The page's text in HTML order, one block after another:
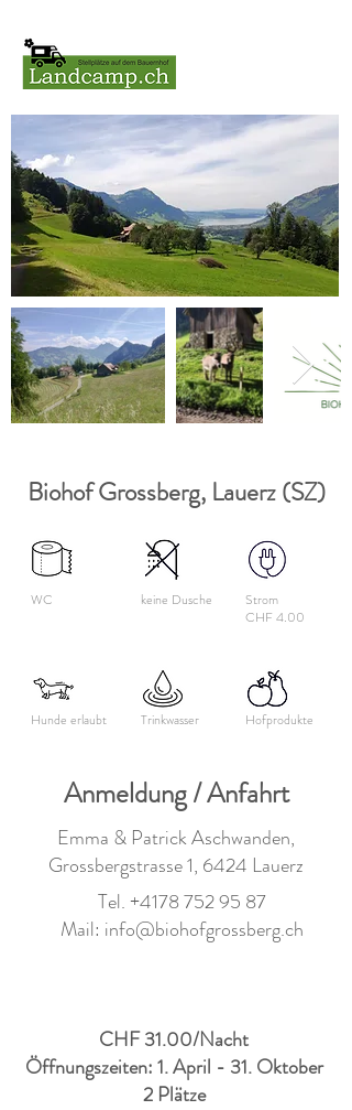
Biohof Grossberg, Lauerz (SZ)
WC
Hunde erlaubt
Strom
keine Dusche
CHF 4.00
Trinkwasser Hofprodukte
Anmeldung / Anfahrt
Emma & Patrick Aschwanden,
Grossbergstrasse 1, 6424 Lauerz
Tel. +4178 752 95 87
Mail: info@biohofgrossberg.ch
CHF 31.00/Nacht
Öffnungszeiten: 1. April - 31. Oktober
2 Plätze